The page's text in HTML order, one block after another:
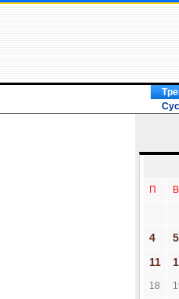
П В
4
5
11
18